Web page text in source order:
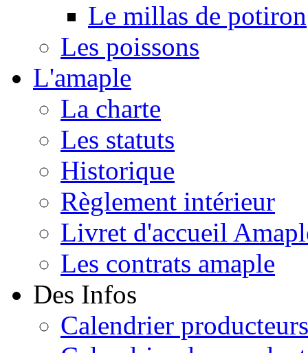
Le millas de potiron
Les poissons
L'amaple
La charte
Les statuts
Historique
Règlement intérieur
Livret d'accueil
Les contrats amaple
Des Infos
Calendrier producteurs